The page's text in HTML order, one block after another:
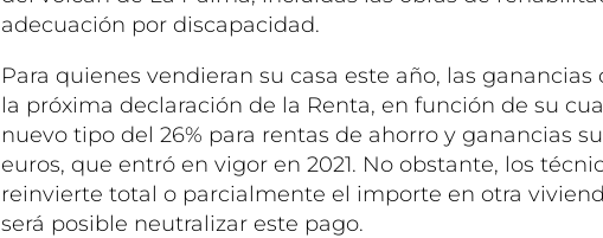
adecuación por discapacidad.
Para quienes vendieran su casa este año, las
la próxima declaración de la Renta, en función de su
nuevo tipo del 26% para rentas de ahorro y ganancias
euros, que entró en vigor en 2021. No obstante, los
reinvierte total o parcialmente el importe en otra
será posible neutralizar este pago.